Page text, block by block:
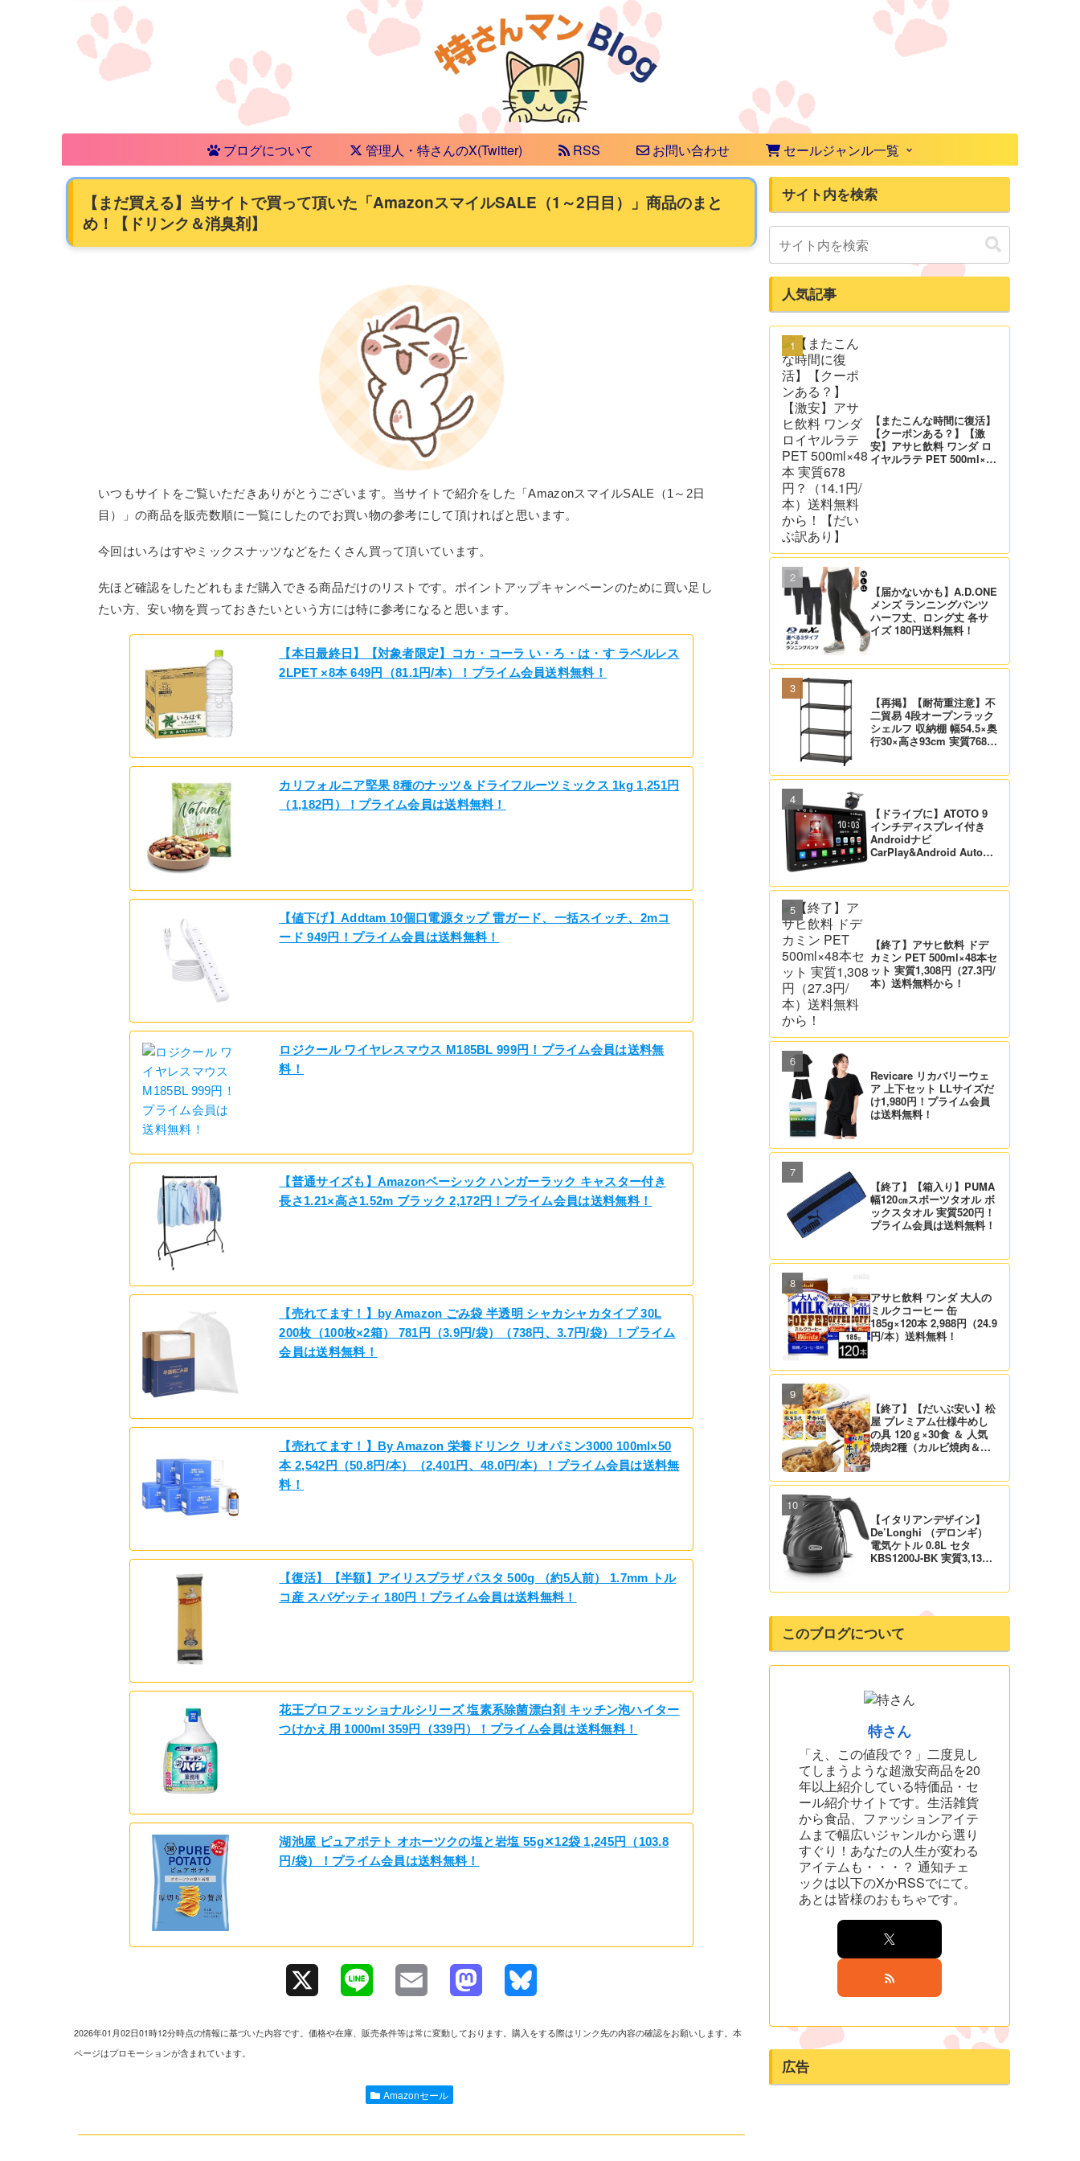
ブログについて 管理人・特さんのX(Twitter) RSS お問い合わせ セールジャンル一覧
【まだ買える】当サイトで買って頂いた「AmazonスマイルSALE（1～2日目）」商品のまと
め！【ドリンク＆消臭剤】
いつもサイトをご覧いただきありがとうございます。当サイトで紹介をした「AmazonスマイルSALE（1～2日
目）」の商品を販売数順に一覧にしたのでお買い物の参考にして頂ければと思います。
今回はいろはすやミックスナッツなどをたくさん買って頂いています。
先ほど確認をしたどれもまだ購入できる商品だけのリストです。ポイントアップキャンペーンのために買い足し
たい方、安い物を買っておきたいという方には特に参考になると思います。
【本日最終日】【対象者限定】コカ・コーラ い・ろ・は・す ラベルレス
2LPET ×8本 649円（81.1円/本）！プライム会員送料無料！
カリフォルニア堅果 8種のナッツ＆ドライフルーツミックス 1kg 1,251円
（1,182円）！プライム会員は送料無料！
【値下げ】Addtam 10個口電源タップ 雷ガード、一括スイッチ、2mコ
ード 949円！プライム会員は送料無料！
ロジクール ワイヤレスマウス M185BL 999円！プライム会員は送料無
料！
【普通サイズも】Amazonベーシック ハンガーラック キャスター付き
長さ1.21×高さ1.52m ブラック 2,172円！プライム会員は送料無料！
【売れてます！】by Amazon ごみ袋 半透明 シャカシャカタイプ 30L
200枚（100枚×2箱） 781円（3.9円/袋）（738円、3.7円/袋）！プライム
会員は送料無料！
【売れてます！】By Amazon 栄養ドリンク リオパミン3000 100ml×50
本 2,542円（50.8円/本）（2,401円、48.0円/本）！プライム会員は送料無
料！
【復活】【半額】アイリスプラザ パスタ 500g （約5人前） 1.7mm トル
コ産 スパゲッティ 180円！プライム会員は送料無料！
花王プロフェッショナルシリーズ 塩素系除菌漂白剤 キッチン泡ハイター
つけかえ用 1000ml 359円（339円）！プライム会員は送料無料！
湖池屋 ピュアポテト オホーツクの塩と岩塩 55g✕12袋 1,245円（103.8
円/袋）！プライム会員は送料無料！
l
2026年01月02日01時12分時点の情報に基づいた内容です。価格や在庫、販売条件等は常に変動しております。購入をする際はリンク先の内容の確認をお願いします。本
ページはプロモーションが含まれています。
Amazonセール
サイト内を検索
人気記事
【またこんな時間に復活】
【クーポンある？】【激
安】アサヒ飲料 ワンダ ロ
イヤルラテ PET 500ml×48
【届かないかも】A.D.ONE
メンズ ランニングパンツ
ハーフ丈、ロング丈 各サ
イズ 180円送料無料！
【再掲】【耐荷重注意】不
二貿易 4段オープンラック
シェルフ 収納棚 幅54.5×奥
行30×高さ93cm 実質768
【ドライブに】ATOTO 9
インチディスプレイ付き
Androidナビ
CarPlay&Android Auto対
【終了】アサヒ飲料 ドデ
カミン PET 500ml×48本セ
ット 実質1,308円（27.3円/
本）送料無料から！
Revicare リカバリーウェ
ア 上下セット LLサイズだ
け1,980円！プライム会員
は送料無料！
【終了】【箱入り】PUMA
幅120㎝スポーツタオル ボ
ックスタオル 実質520円！
プライム会員は送料無料！
アサヒ飲料 ワンダ 大人の
ミルクコーヒー 缶
185g×120本 2,988円（24.9
円/本）送料無料！
【終了】【だいぶ安い】松
屋 プレミアム仕様牛めし
の具 120ｇ×30食 ＆ 人気
焼肉2種（カルビ焼肉＆生
料！
【イタリアンデザイン】
De’Longhi （デロンギ）
電気ケトル 0.8L セタ
KBS1200J-BK 実質3,132
このブログについて
特さん
「え、この値段で？」二度見し
てしまうような超激安商品を20
年以上紹介している特価品・セ
ール紹介サイトです。生活雑貨
から食品、ファッションアイテ
ムまで幅広いジャンルから選り
すぐり！あなたの人生が変わる
アイテムも・・・？ 通知チェ
ックは以下のXかRSSでにて。
あとは皆様のおもちゃです。
広告